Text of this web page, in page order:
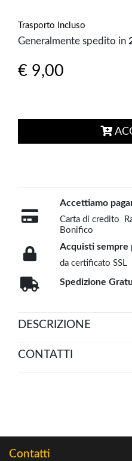
Trasporto Incluso
Generalmente spedito in
€ 9,00
Accettiamo
Carta di credito
Bonifico
Acquisti
da certificato SSL
Spedizione
DESCRIZIONE
CONTATTI
Contatti